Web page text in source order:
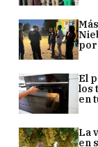
por
El
los
en
La
en